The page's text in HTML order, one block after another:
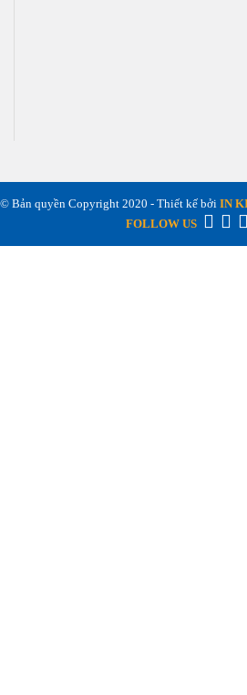
© Bản quyền Copyright 2020 - Thiết kế bởi IN
FOLLOW US